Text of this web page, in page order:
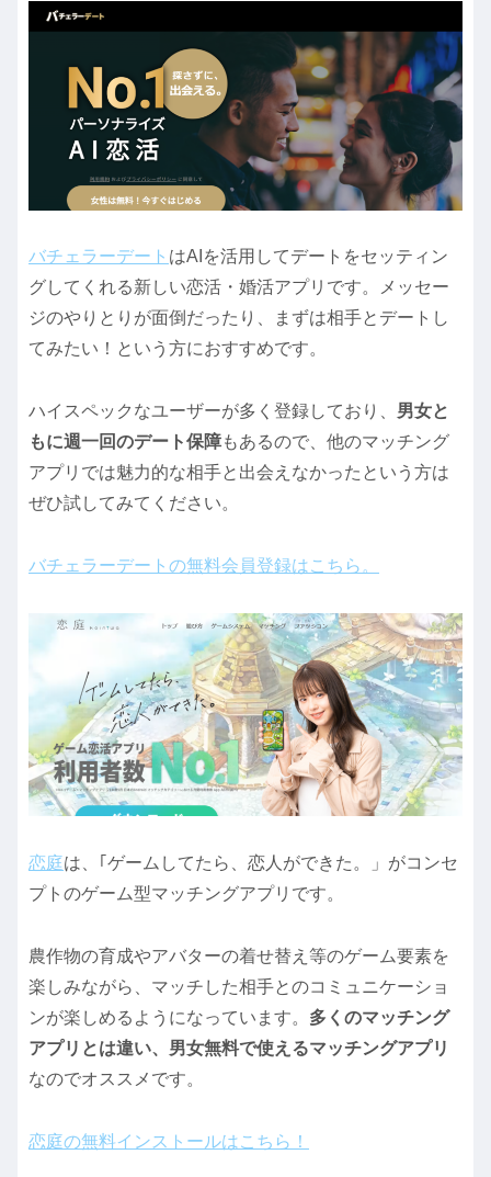
バチェラーデート はAIを活用してデートをセッティン
グしてくれる新しい恋活・婚活アプリです。メッセー
ジのやりとりが面倒だったり、まずは相手とデートし
てみたい！という方におすすめです。
ハイスペックなユーザーが多く登録しており、 男女と
もに週一回のデート保障もあるので、他のマッチング
アプリでは魅力的な相手と出会えなかったという方は
ぜひ試してみてください。
バチェラーデートの無料会員登録はこちら。
恋庭は、｢ゲームしてたら、恋人ができた。」がコンセ
プトのゲーム型マッチングアプリです。
農作物の育成やアバターの着せ替え等のゲーム要素を
楽しみながら、マッチした相手とのコミュニケーショ
ンが楽しめるようになっています。 多くのマッチング
アプリとは違い、男女無料で使えるマッチングアプリ
なのでオススメです。
恋庭の無料インストールはこちら！